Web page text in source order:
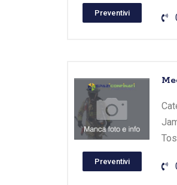
Preventivi
Preventivi